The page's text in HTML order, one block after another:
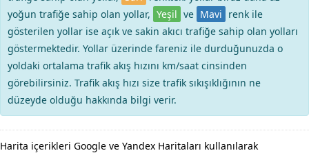
yoğun trafiğe sahip olan yollar, Yeşil ve Mavi renk ile
gösterilen yollar ise açık ve sakin akıcı trafiğe sahip olan yolları
göstermektedir. Yollar üzerinde fareniz ile durduğunuzda o
yoldaki ortalama trafik akış hızını km/saat cinsinden
görebilirsiniz. Trafik akış hızı size trafik sıkışıklığının ne
düzeyde olduğu hakkında bilgi verir.
Harita içerikleri Google ve Yandex Haritaları kullanılarak